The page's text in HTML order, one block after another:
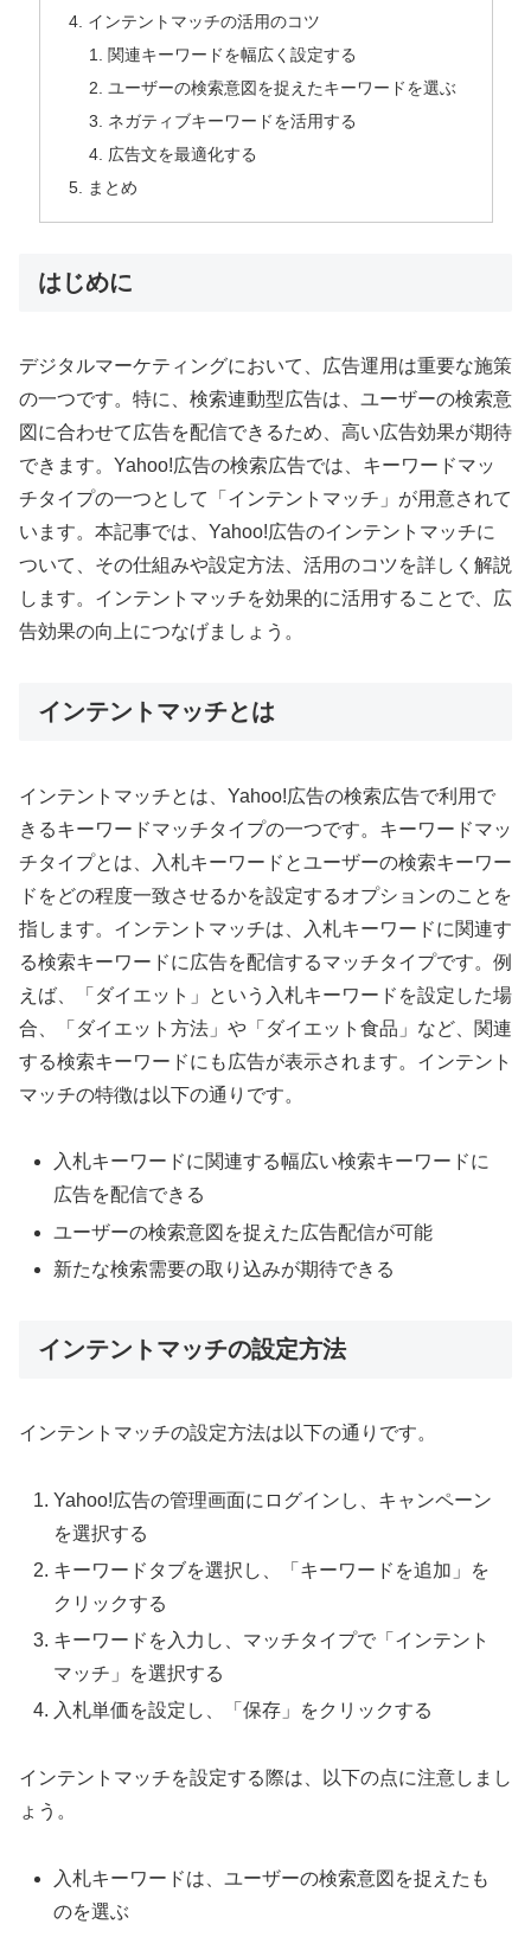
インテントマッチの活用のコツ
関連キーワードを幅広く設定する
ユーザーの検索意図を捉えたキーワードを選ぶ
ネガティブキーワードを活用する
広告文を最適化する
まとめ
はじめに
デジタルマーケティングにおいて、広告運用は重要な施策
の一つです。特に、検索連動型広告は、ユーザーの検索意
図に合わせて広告を配信できるため、高い広告効果が期待
できます。Yahoo!広告の検索広告では、キーワードマッ
チタイプの一つとして「インテントマッチ」が用意されて
います。本記事では、Yahoo!広告のインテントマッチに
ついて、その仕組みや設定方法、活用のコツを詳しく解説
します。インテントマッチを効果的に活用することで、広
告効果の向上につなげましょう。
インテントマッチとは
インテントマッチとは、Yahoo!広告の検索広告で利用で
きるキーワードマッチタイプの一つです。キーワードマッ
チタイプとは、入札キーワードとユーザーの検索キーワー
ドをどの程度一致させるかを設定するオプションのことを
指します。インテントマッチは、入札キーワードに関連す
る検索キーワードに広告を配信するマッチタイプです。例
えば、「ダイエット」という入札キーワードを設定した場
合、「ダイエット方法」や「ダイエット食品」など、関連
する検索キーワードにも広告が表示されます。インテント
マッチの特徴は以下の通りです。
入札キーワードに関連する幅広い検索キーワードに
広告を配信できる
ユーザーの検索意図を捉えた広告配信が可能
新たな検索需要の取り込みが期待できる
インテントマッチの設定方法
インテントマッチの設定方法は以下の通りです。
Yahoo!広告の管理画面にログインし、キャンペーン
を選択する
キーワードタブを選択し、「キーワードを追加」を
クリックする
キーワードを入力し、マッチタイプで「インテント
マッチ」を選択する
入札単価を設定し、「保存」をクリックする
インテントマッチを設定する際は、以下の点に注意しまし
ょう。
入札キーワードは、ユーザーの検索意図を捉えたも
のを選ぶ